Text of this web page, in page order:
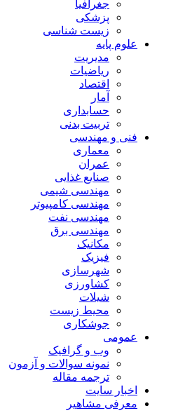
جغرافیا
پزشکی
زیست شناسی
علوم پایه
مدیریت
ریاضیات
اقتصاد
آمار
حسابداری
تربیت بدنی
فنی و مهندسی
معماری
عمران
صنایع غذایی
مهندسی شیمی
مهندسی کامپیوتر
مهندسی نفت
مهندسی برق
مکانیک
فیزیک
شهرسازی
کشاورزی
شیلات
محیط زیست
جوشکاری
عمومی
وب و گرافیک
نمونه سوالات و آزمون
ترجمه مقاله
اخبار سایت
معرفی مشاهیر